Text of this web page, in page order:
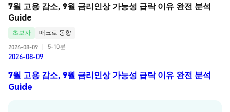
7월 고용 감소, 9월 금리인상 가능성 급락 이유 완전 분석
Guide
초보자
매크로 동향
2026-08-09
5-10분
2026-08-09
7월 고용 감소, 9월 금리인상 가능성 급락 이유 완전 분석
Guide